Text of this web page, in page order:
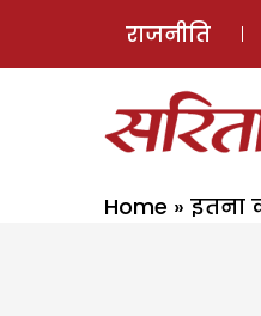
राजनीति
Home » इतना